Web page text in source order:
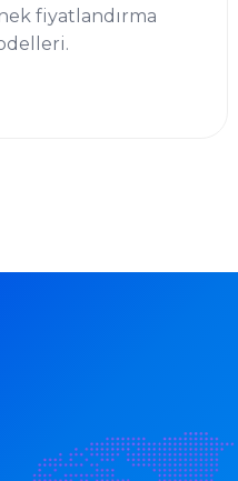
fiyatlandırma